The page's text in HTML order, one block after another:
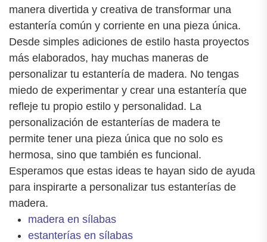
manera divertida y creativa de transformar una
estantería común y corriente en una pieza única.
Desde simples adiciones de estilo hasta proyectos
más elaborados, hay muchas maneras de
personalizar tu estantería de madera. No tengas
miedo de experimentar y crear una estantería que
refleje tu propio estilo y personalidad. La
personalización de estanterías de madera te
permite tener una pieza única que no solo es
hermosa, sino que también es funcional.
Esperamos que estas ideas te hayan sido de ayuda
para inspirarte a personalizar tus estanterías de
madera.
madera en sílabas
estanterías en sílabas